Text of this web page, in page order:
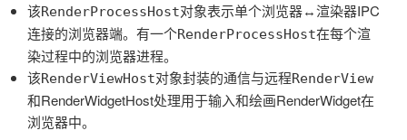
该RenderProcessHost对象表示单个浏览器↔渲染器IPC
连接的浏览器端。有一个RenderProcessHost在每个渲
染过程中的浏览器进程。
该RenderViewHost对象封装的通信与远程RenderView
和RenderWidgetHost处理用于输入和绘画RenderWidget在
浏览器中。